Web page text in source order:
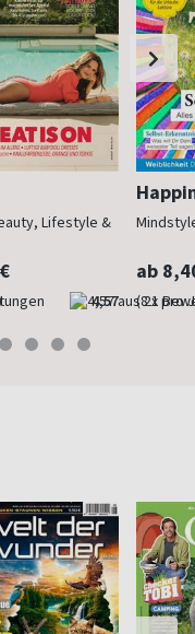
Lifestyle &
4,57
ab
(8 x pro